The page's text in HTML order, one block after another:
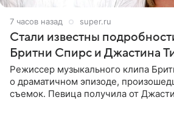
7 часов назад super.ru
Стали известны
Бритни Спирс и Джастина
Режиссер музыкального клипа
о драматичном эпизоде,
съемок. Певица получила от